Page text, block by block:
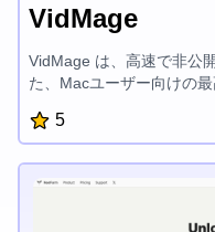
VidMage
VidMage は、高速で非公
た、Macユーザー向けの
えることができ、高度な
とができます。 安全なロ
5